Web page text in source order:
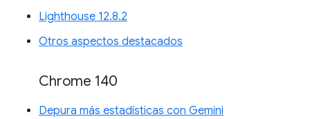
Lighthouse 12.8.2
Otros aspectos destacados
Chrome 140
Depura más estadísticas con Gemini